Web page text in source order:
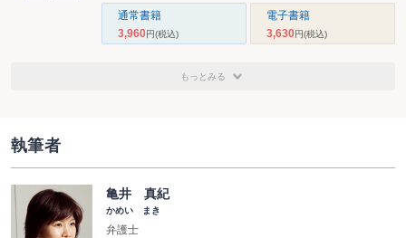
通常書籍
3,960円(税込)
電子書籍
3,630円(税込)
もっとみる
執筆者
亀井 真紀
かめい まき
弁護士